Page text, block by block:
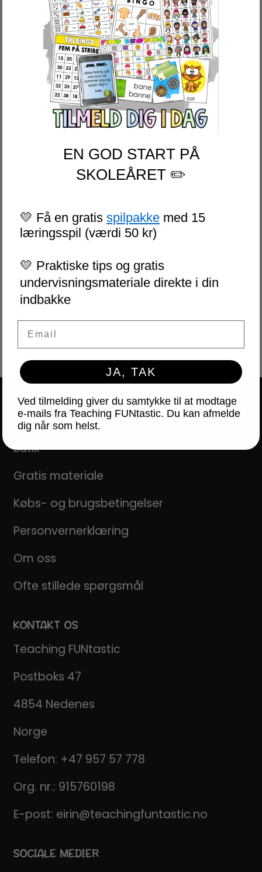
OLYMPISKE VINTERLEGE
100 SKOLEDAGE
VM I FODBOLD
SKOLEAFSLUTNING
HALLOWEEN
ESCAPE ROOM
NIVEAUDELTE LÆSETEKSTER
SPIL
PUSLESPIL
MEMORY
GRATIS
LICENSER
NAVIGATION
Butik
Gratis materiale
Købs- og brugsbetingelser
Personvernerklæring
Om oss
Ofte stillede spørgsmål
KONTAKT OS
Teaching FUNtastic
Postboks 47
4854 Nedenes
Norge
Telefon: +47 957 57 778
Org. nr.: 915760198
E-post: eirin@teachingfuntastic.no
SOCIALE MEDIER
EN GOD START PÅ
SKOLEÅRET ✏️
💛 Få en gratis spilpakke med 15
læringsspil (værdi 50 kr)
💛 Praktiske tips og gratis
undervisningsmateriale direkte i din
indbakke
JA, TAK
Ved tilmelding giver du samtykke til at modtage
e-mails fra Teaching FUNtastic. Du kan afmelde
dig når som helst.